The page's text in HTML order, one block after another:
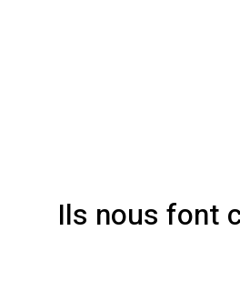
Ils nous font